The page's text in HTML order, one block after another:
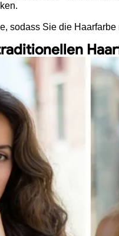
sodass Sie die